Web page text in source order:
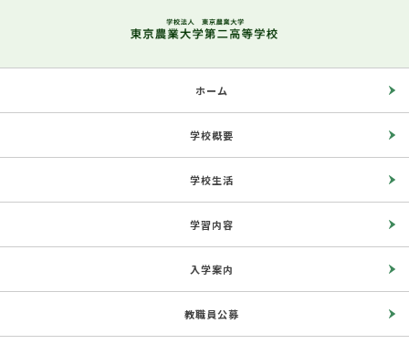
ホーム
学校概要
学校生活
学習内容
入学案内
教職員公募